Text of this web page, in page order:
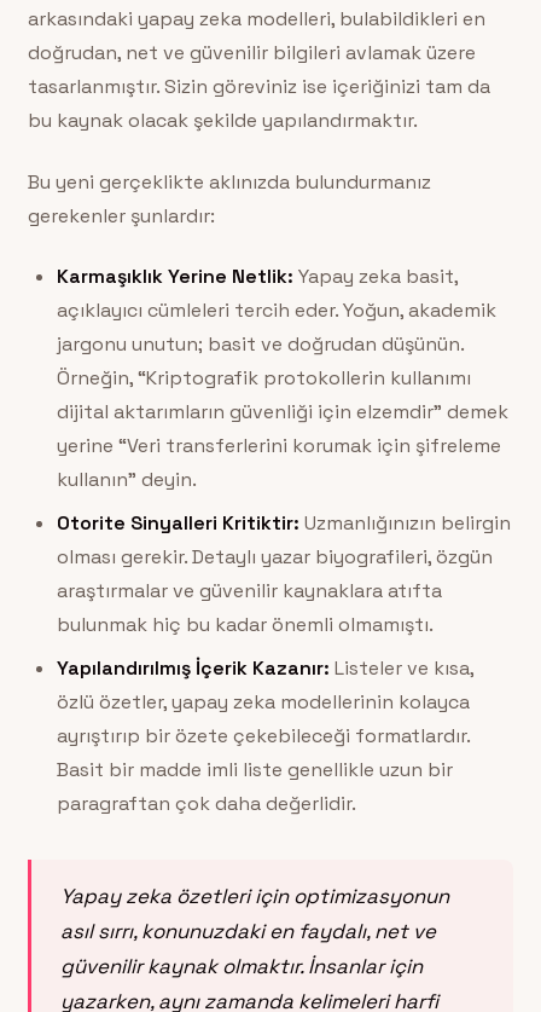
arkasındaki yapay zeka modelleri, bulabildikleri en
doğrudan, net ve güvenilir bilgileri avlamak üzere
tasarlanmıştır. Sizin göreviniz ise içeriğinizi tam da
bu kaynak olacak şekilde yapılandırmaktır.
Bu yeni gerçeklikte aklınızda bulundurmanız
gerekenler şunlardır:
Karmaşıklık Yerine Netlik: Yapay zeka basit,
açıklayıcı cümleleri tercih eder. Yoğun, akademik
jargonu unutun; basit ve doğrudan düşünün.
Örneğin, “Kriptografik protokollerin kullanımı
dijital aktarımların güvenliği için elzemdir” demek
yerine “Veri transferlerini korumak için şifreleme
kullanın” deyin.
Otorite Sinyalleri Kritiktir: Uzmanlığınızın belirgin
olması gerekir. Detaylı yazar biyografileri, özgün
araştırmalar ve güvenilir kaynaklara atıfta
bulunmak hiç bu kadar önemli olmamıştı.
Yapılandırılmış İçerik Kazanır: Listeler ve kısa,
özlü özetler, yapay zeka modellerinin kolayca
ayrıştırıp bir özete çekebileceği formatlardır.
Basit bir madde imli liste genellikle uzun bir
paragraftan çok daha değerlidir.
Yapay zeka özetleri için optimizasyonun
asıl sırrı, konunuzdaki en faydalı, net ve
güvenilir kaynak olmaktır. İnsanlar için
yazarken, aynı zamanda kelimeleri harfi